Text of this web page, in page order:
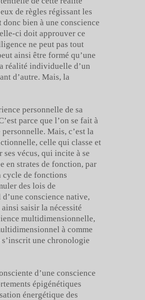
de règles régissant les
bien à une conscience
ci doit approuver ce
ne peut pas tout
ainsi être formé qu’une
réalité individuelle d’un
d’autre. Mais, la
personnelle de sa
parce que l’on se fait à
Mais, c’est la
celle qui classe et
ses vécus, qui incite à se
en strates de fonction, par
cycle de fonctions
des lois de
conscience native,
saisir la nécessité
multidimensionnelle,
à comme
une chronologie
d’une conscience
épigénétiques
énergétique des